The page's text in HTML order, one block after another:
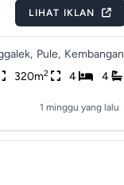
LIHAT IKLAN
Pule, Kembangan
320m2 4 4
1 minggu yang lalu